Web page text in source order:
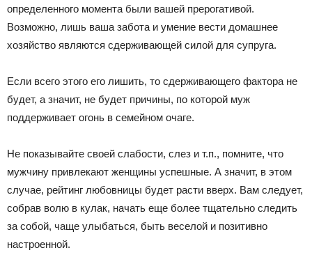
определенного момента были вашей прерогативой.
Возможно, лишь ваша забота и умение вести домашнее
хозяйство являются сдерживающей силой для супруга.
Если всего этого его лишить, то сдерживающего фактора не
будет, а значит, не будет причины, по которой муж
поддерживает огонь в семейном очаге.
Не показывайте своей слабости, слез и т.п., помните, что
мужчину привлекают женщины успешные. А значит, в этом
случае, рейтинг любовницы будет расти вверх. Вам следует,
собрав волю в кулак, начать еще более тщательно следить
за собой, чаще улыбаться, быть веселой и позитивно
настроенной.